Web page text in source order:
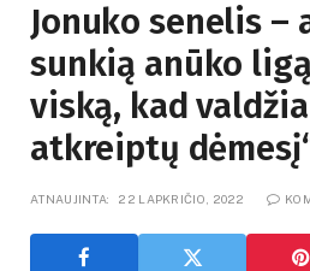
Jonuko senelis –
sunkią anūko
viską, kad
atkreiptų
ATNAUJINTA: 22 LAPKRIČIO, 2022